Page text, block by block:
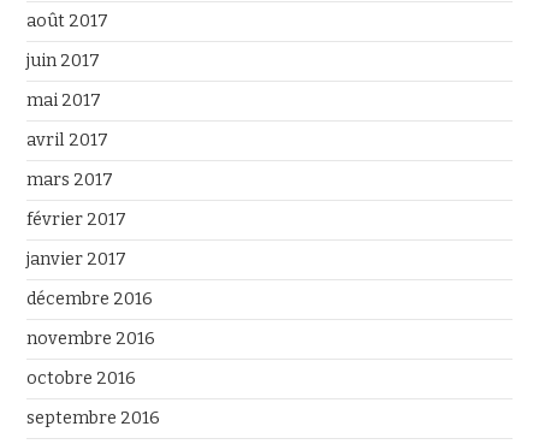
août 2017
juin 2017
mai 2017
avril 2017
mars 2017
février 2017
janvier 2017
décembre 2016
novembre 2016
octobre 2016
septembre 2016